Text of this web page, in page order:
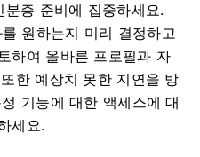
증 준비에 집중하세요.
원하는지 미리 결정하고
하여 올바른 프로필과 자
한 예상치 못한 지연을 방
기능에 대한 액세스에 대
세요.